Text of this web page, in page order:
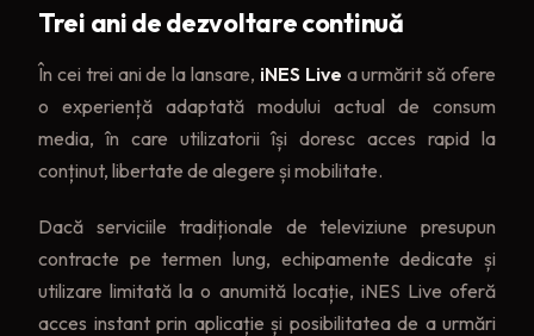
Trei ani de dezvoltare continuă
În cei trei ani de la lansare, iNES Live a urmărit să ofere
o experiență adaptată modului actual de consum
media, în care utilizatorii își doresc acces rapid la
conținut, libertate de alegere și mobilitate.
Dacă serviciile tradiționale de televiziune presupun
contracte pe termen lung, echipamente dedicate și
utilizare limitată la o anumită locație, iNES Live oferă
acces instant prin aplicație și posibilitatea de a urmări